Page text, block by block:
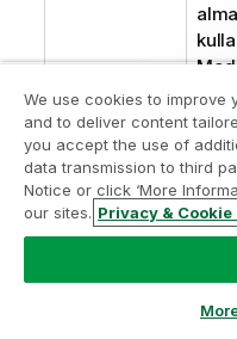
Wait For
Model
Bu
We use cookies to improve
and to deliver content
you accept the use of
data transmission to third
Notice or click ‘More
our sites. Privacy & Cookie